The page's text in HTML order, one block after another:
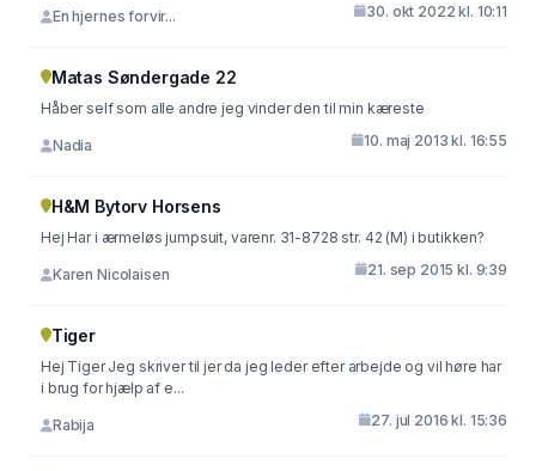
En hjernes forvir... 30. okt 2022 kl. 10:11
Matas Søndergade 22
Håber self som alle andre jeg vinder den til min kæreste
Nadia 10. maj 2013 kl. 16:55
H&M Bytorv Horsens
Hej Har i ærmeløs jumpsuit, varenr. 31-8728 str. 42 (M) i butikken?
Karen Nicolaisen 21. sep 2015 kl. 9:39
Tiger
Hej Tiger Jeg skriver til jer da jeg leder efter arbejde og vil høre har
i brug for hjælp af e...
Rabija 27. jul 2016 kl. 15:36